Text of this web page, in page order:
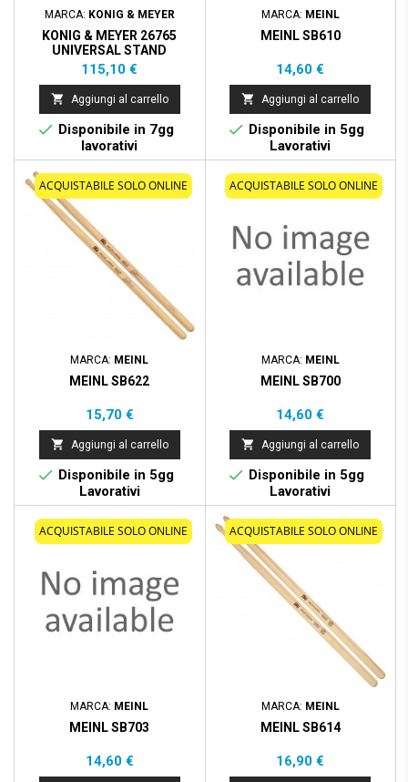
MARCA: KONIG & MEYER
KONIG & MEYER 26765
UNIVERSAL STAND
Prezzo
115,10 €
 Aggiungi al carrello
 Disponibile in 7gg
lavorativi
MARCA: MEINL
MEINL SB610
Prezzo
14,60 €
 Aggiungi al carrello
 Disponibile in 5gg
Lavorativi
ACQUISTABILE SOLO ONLINE
MARCA: MEINL
MEINL SB622
Prezzo
15,70 €
 Aggiungi al carrello
 Disponibile in 5gg
Lavorativi
ACQUISTABILE SOLO ONLINE
MARCA: MEINL
MEINL SB700
Prezzo
14,60 €
 Aggiungi al carrello
 Disponibile in 5gg
Lavorativi
ACQUISTABILE SOLO ONLINE
MARCA: MEINL
MEINL SB703
Prezzo
14,60 €
ACQUISTABILE SOLO ONLINE
MARCA: MEINL
MEINL SB614
Prezzo
16,90 €